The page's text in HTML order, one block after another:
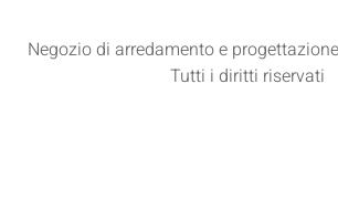
Negozio di arredamento e
Tutti i diritti riservati